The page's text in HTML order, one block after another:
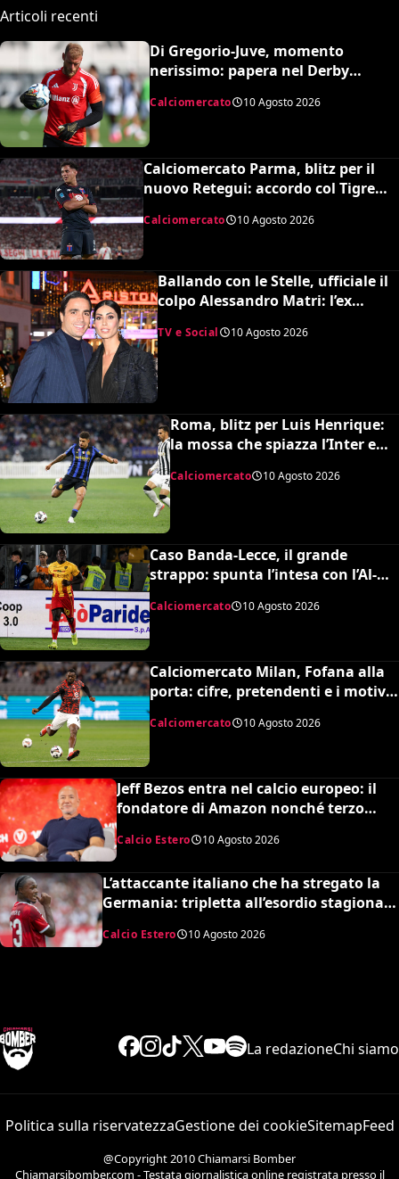
Articoli recenti
Di Gregorio-Juve, momento
nerissimo: papera nel Derby
Marsiglia
Calciomercato 10 Agosto 2026
Calciomercato Parma, blitz per il
nuovo Retegui: accordo col Tigre
Calciomercato 10 Agosto 2026
Ballando con le Stelle, ufficiale il
colpo Alessandro Matri: l’ex
TV e Social 10 Agosto 2026
Roma, blitz per Luis Henrique:
la mossa che spiazza l’Inter e
sfida la Premier
Calciomercato 10 Agosto 2026
Caso Banda-Lecce, il grande
strappo: spunta l’intesa con l’Al-
Swehli e il club si rivolge alla FIFA
Calciomercato 10 Agosto 2026
Calciomercato Milan, Fofana alla
porta: cifre, pretendenti e i motivi
Calciomercato 10 Agosto 2026
Jeff Bezos entra nel calcio europeo: il
fondatore di Amazon nonché terzo
acquistare quote del Liverpool
Calcio Estero 10 Agosto 2026
L’attaccante italiano che ha stregato la
Germania: tripletta all’esordio stagionale
che Zoma un anno fa giocava in Serie C
Calcio Estero 10 Agosto 2026
La redazioneChi siamo
Politica sulla riservatezzaGestione dei cookieSitemapFeed
@Copyright 2010 Chiamarsi Bomber
Chiamarsibomber.com - Testata giornalistica online registrata presso il